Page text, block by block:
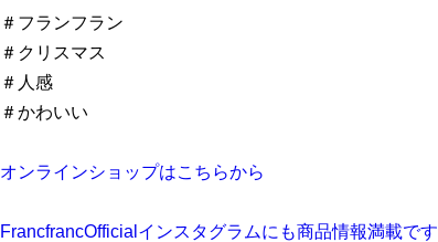
＃フランフラン
＃クリスマス
＃人感
＃かわいい
オンラインショップはこちらから
FrancfrancOfficialインスタグラムにも商品情報満載です